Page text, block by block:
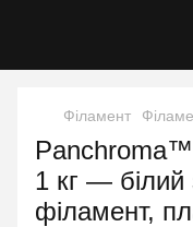
Філамент
1 кг — білий
філамент,